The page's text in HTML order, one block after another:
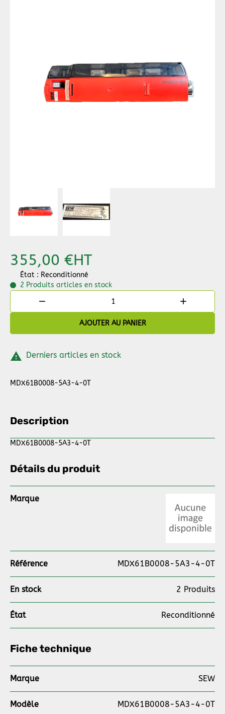
355,00 €HT
État : Reconditionné
2 Produits articles en stock
 
AJOUTER AU PANIER
 Derniers articles en stock
MDX61B0008-5A3-4-0T
Description
MDX61B0008-5A3-4-0T
Détails du produit
Marque
Référence MDX61B0008-5A3-4-0T
En stock 2 Produits
État Reconditionné
Fiche technique
Marque SEW
Modèle MDX61B0008-5A3-4-0T